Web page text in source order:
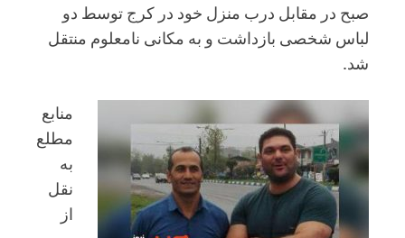
صبح در مقابل درب منزل خود در کرج توسط دو
لباس شخصی بازداشت و به مکانی نامعلوم منتقل
شد.
منابع
مطلع
به
نقل
از